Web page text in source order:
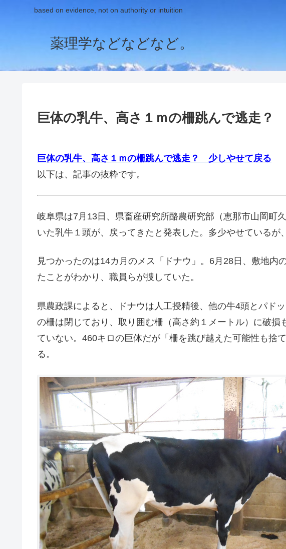
based on evidence, not on authority or intuition
薬理学などなどなど。
巨体の乳牛、高さ１ｍの柵跳んで逃走
巨体の乳牛、高さ１ｍの柵跳んで逃走？ 少しやせて戻る
以下は、記事の抜粋です。
岐阜県は7月13日、県畜産研究所酪農研究部（恵那市山岡町
いた乳牛１頭が、戻ってきたと発表した。多少やせているが
見つかったのは14カ月のメス「ドナウ」。6月28日、敷地内
たことがわかり、職員らが捜していた。
県農政課によると、ドナウは人工授精後、他の牛4頭とパド
の柵は閉じており、取り囲む柵（高さ約１メートル）に破損
ていない。460キロの巨体だが「柵を跳び越えた可能性も捨
る。